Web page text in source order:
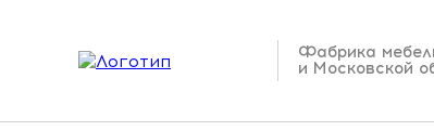
Фабрика
и Московской